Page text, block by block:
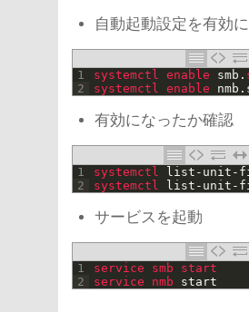
自動起動設定を有効
1
2
systemctl enable smb .
systemctl enable nmb .
有効になったか確認
1
2
systemctl list - unit -
systemctl list - unit -
サービスを起動
1
2
service smb start
service nmb start